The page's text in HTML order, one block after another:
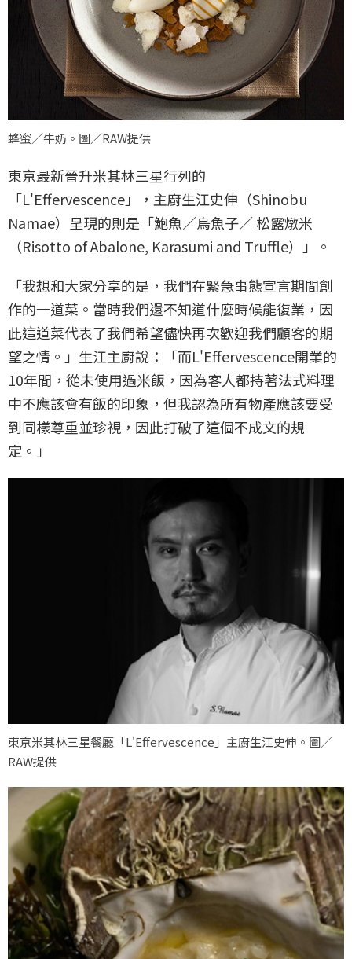
蜂蜜／牛奶。圖／RAW提供
東京最新晉升米其林三星行列的
「L'Effervescence」，主廚生江史伸（Shinobu
Namae）呈現的則是「鮑魚／烏魚子／ 松露燉米
（Risotto of Abalone, Karasumi and Truffle）」。
「我想和大家分享的是，我們在緊急事態宣言期間創
作的一道菜。當時我們還不知道什麼時候能復業，因
此這道菜代表了我們希望儘快再次歡迎我們顧客的期
望之情。」生江主廚說：「而L'Effervescence開業的
10年間，從未使用過米飯，因為客人都持著法式料理
中不應該會有飯的印象，但我認為所有物產應該要受
到同樣尊重並珍視，因此打破了這個不成文的規
定。」
東京米其林三星餐廳「L'Effervescence」主廚生江史伸。圖／
RAW提供